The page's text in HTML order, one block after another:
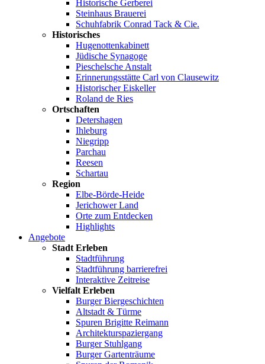
Historische Gerberei
Steinhaus Brauerei
Schuhfabrik Conrad Tack & Cie.
Historisches
Hugenottenkabinett
Jüdische Synagoge
Pieschelsche Anstalt
Erinnerungsstätte Carl von Clausewitz
Historischer Eiskeller
Roland de Ries
Ortschaften
Detershagen
Ihleburg
Niegripp
Parchau
Reesen
Schartau
Region
Elbe-Börde-Heide
Jerichower Land
Orte zum Entdecken
Highlights
Angebote
Stadt Erleben
Stadtführung
Stadtführung barrierefrei
Interaktive Zeitreise
Vielfalt Erleben
Burger Biergeschichten
Altstadt & Türme
Spuren Brigitte Reimann
Architekturspaziergang
Burger Stuhlgang
Burger Gartenträume